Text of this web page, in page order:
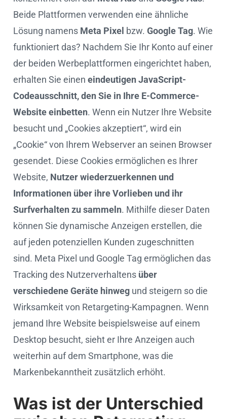
Beide Plattformen verwenden eine ähnliche
Lösung namens Meta Pixel bzw. Google Tag. Wie
funktioniert das? Nachdem Sie Ihr Konto auf einer
der beiden Werbeplattformen eingerichtet haben,
erhalten Sie einen eindeutigen JavaScript-
Codeausschnitt, den Sie in Ihre E-Commerce-
Website einbetten. Wenn ein Nutzer Ihre Website
besucht und „Cookies akzeptiert“, wird ein
„Cookie“ von Ihrem Webserver an seinen Browser
gesendet. Diese Cookies ermöglichen es Ihrer
Website, Nutzer wiederzuerkennen und
Informationen über ihre Vorlieben und ihr
Surfverhalten zu sammeln. Mithilfe dieser Daten
können Sie dynamische Anzeigen erstellen, die
auf jeden potenziellen Kunden zugeschnitten
sind. Meta Pixel und Google Tag ermöglichen das
Tracking des Nutzerverhaltens über
verschiedene Geräte hinweg und steigern so die
Wirksamkeit von Retargeting-Kampagnen. Wenn
jemand Ihre Website beispielsweise auf einem
Desktop besucht, sieht er Ihre Anzeigen auch
weiterhin auf dem Smartphone, was die
Markenbekanntheit zusätzlich erhöht.
Was ist der Unterschied